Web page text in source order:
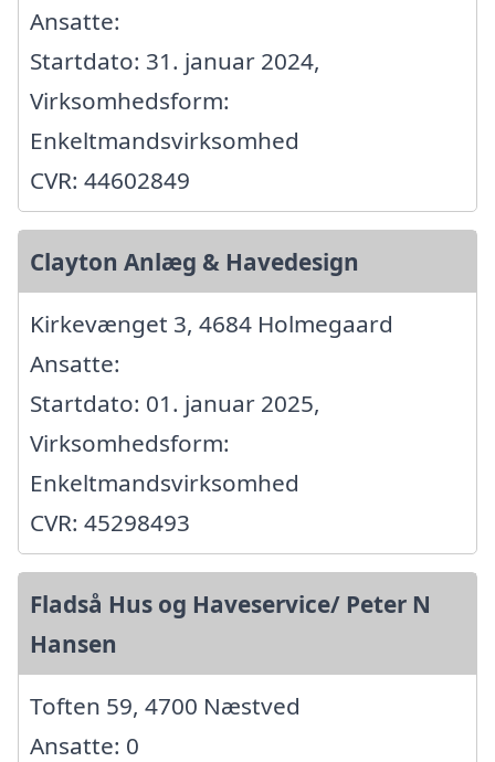
Ansatte:
Startdato: 31. januar 2024,
Virksomhedsform:
Enkeltmandsvirksomhed
CVR: 44602849
Clayton Anlæg & Havedesign
Kirkevænget 3, 4684 Holmegaard
Ansatte:
Startdato: 01. januar 2025,
Virksomhedsform:
Enkeltmandsvirksomhed
CVR: 45298493
Fladså Hus og Haveservice/ Peter N
Hansen
Toften 59, 4700 Næstved
Ansatte: 0